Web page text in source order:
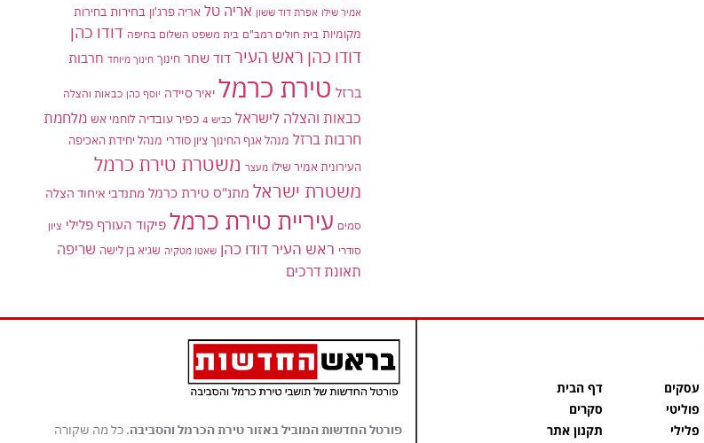
אמיר שילו אפרת דוד ששון אריה טל אריה פרג'ון בחירות בחירות
מקומיות בית חולים רמב"ם בית משפט השלום בחיפה דודו כהן
דודו כהן ראש העיר דוד שחר חינוך חינוך מיוחד חרבות
ברזל טירת כרמל יאיר סיידה יוסף כהן כבאות והצלה
כבאות והצלה לישראל כביש 4 כפיר עובדיה לוחמי אש מלחמת
חרבות ברזל מנהל אגף החינוך ציון סודרי מנהל יחידת האכיפה
העירונית אמיר שילו מעצר משטרת טירת כרמל
משטרת ישראל מתנ"ס טירת כרמל מתנדבי איחוד הצלה
סמים עיריית טירת כרמל פיקוד העורף פלילי ציון
סודרי ראש העיר דודו כהן שאטו מטקיה שגיא בן לישה שריפה
תאונת דרכים
עסקים
פוליטי
פלילי
דף הבית
סקרים
תקנון אתר
פורטל החדשות המוביל באזור טירת הכרמל והסביבה. כל מה שקורה